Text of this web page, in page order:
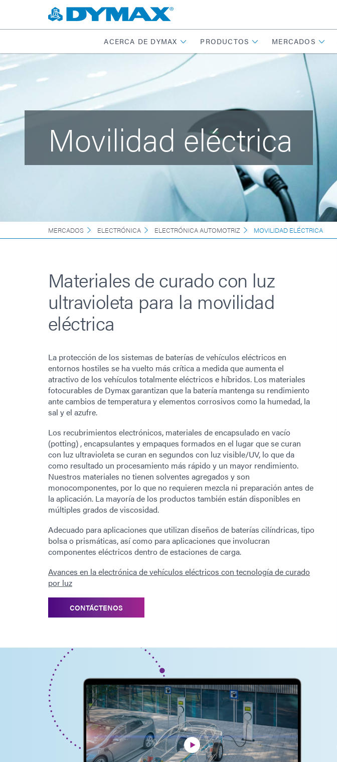
ACERCA DE DYMAX PRODUCTOS MERCADOS
Movilidad eléctrica
MERCADOS ELECTRÓNICA ELECTRÓNICA AUTOMOTRIZ MOVILIDAD ELÉCTRICA
Materiales de curado con luz
ultravioleta para la movilidad
eléctrica
La protección de los sistemas de baterías de vehículos eléctricos en
entornos hostiles se ha vuelto más crítica a medida que aumenta el
atractivo de los vehículos totalmente eléctricos e híbridos. Los materiales
fotocurables de Dymax garantizan que la batería mantenga su rendimiento
ante cambios de temperatura y elementos corrosivos como la humedad, la
sal y el azufre.
Los recubrimientos electrónicos, materiales de encapsulado en vacío
(potting) , encapsulantes y empaques formados en el lugar que se curan
con luz ultravioleta se curan en segundos con luz visible/UV, lo que da
como resultado un procesamiento más rápido y un mayor rendimiento.
Nuestros materiales no tienen solventes agregados y son
monocomponentes, por lo que no requieren mezcla ni preparación antes de
la aplicación. La mayoría de los productos también están disponibles en
múltiples grados de viscosidad.
Adecuado para aplicaciones que utilizan diseños de baterías cilíndricas, tipo
bolsa o prismáticas, así como para aplicaciones que involucran
componentes eléctricos dentro de estaciones de carga.
Avances en la electrónica de vehículos eléctricos con tecnología de curado
por luz
CONTÁCTENOS